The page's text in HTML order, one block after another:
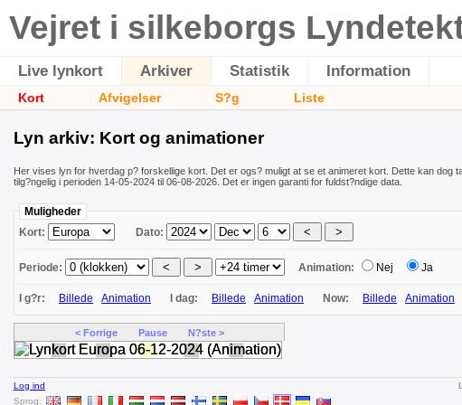
Vejret i silkeborgs
Live lynkort Arkiver Statistik Information
Kort Afvigelser S?g Liste
Lyn arkiv: Kort og animationer
Her vises lyn for hverdag p? forskellige kort. Det er ogs? muligt at se et animeret kort. Dette kan dog
tilg?ngelig i perioden 14-05-2024 til 06-08-2026. Det er ingen garanti for fuldst?ndige data.
Muligheder
Kort:
Dato:
Periode: Animation: Nej Ja
I g?r: Billede Animation I dag: Billede Animation Now: Billede Animation
< Forrige Pause N?ste >
Log ind
Sprog: